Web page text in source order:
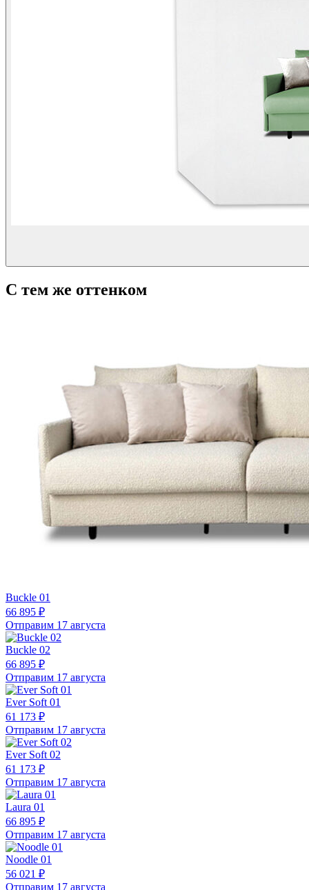
С тем же оттенком
Buckle 01
66 895 ₽
Отправим 17 августа
Buckle 02
66 895 ₽
Отправим 17 августа
Ever Soft 01
61 173 ₽
Отправим 17 августа
Ever Soft 02
61 173 ₽
Отправим 17 августа
Laura 01
66 895 ₽
Отправим 17 августа
Noodle 01
56 021 ₽
Отправим 17 августа